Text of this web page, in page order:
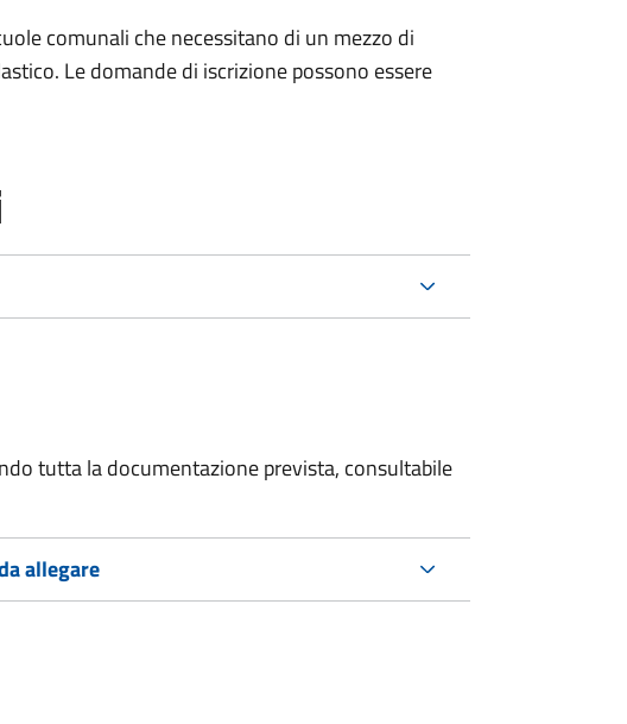
comunali che necessitano di un mezzo di
Le domande di iscrizione possono essere
tutta la documentazione prevista, consultabile
allegare